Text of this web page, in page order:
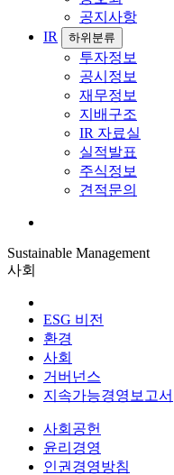
공지사항
IR
하위분류
투자정보
공시정보
재무정보
지배구조
IR 자료실
실적발표
주식정보
견적문의
Sustainable Management
사회
ESG 비전
환경
사회
거버넌스
지속가능경영보고서
사회공헌
윤리경영
인권경영방침